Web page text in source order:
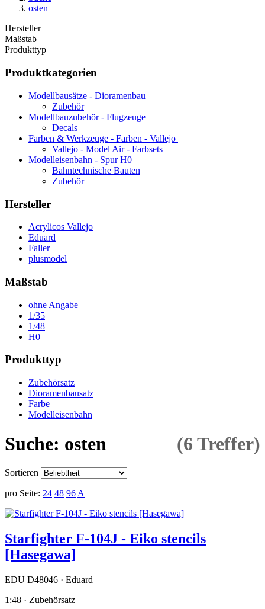
osten
Hersteller
Maßstab
Produkttyp
Produktkategorien
Modellbausätze - Dioramenbau
Zubehör
Modellbauzubehör - Flugzeuge
Decals
Farben & Werkzeuge - Farben - Vallejo
Vallejo - Model Air - Farbsets
Modelleisenbahn - Spur H0
Bahntechnische Bauten
Zubehör
Hersteller
Acrylicos Vallejo
Eduard
Faller
plusmodel
Maßstab
ohne Angabe
1/35
1/48
H0
Produkttyp
Zubehörsatz
Dioramenbausatz
Farbe
Modelleisenbahn
Suche: osten (6 Treffer)
Sortieren
pro Seite: 24 48 96 A
Starfighter F-104J - Eiko stencils
[Hasegawa]
EDU D48046 · Eduard
1:48 · Zubehörsatz